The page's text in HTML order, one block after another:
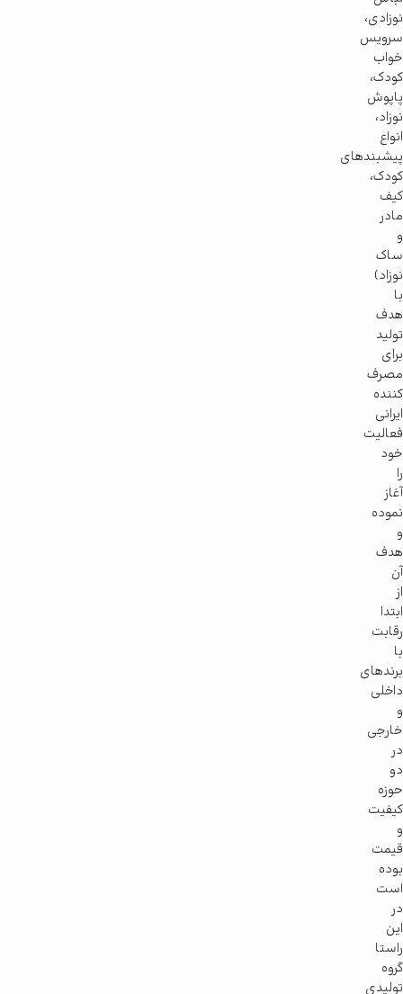
نوزادی،
سرویس
خواب
کودک،
پاپوش
نوزاد،
انواع
پیشبندهای
کودک،
کیف
مادر
و
ساک
نوزاد)
با
هدف
تولید
برای
مصرف
کننده
ایرانی
فعالیت
خود
را
آغاز
نموده
و
هدف
آن
از
ابتدا
رقابت
با
برندهای
داخلی
و
خارجی
در
دو
حوزه
کیفیت
و
قیمت
بوده
است
در
این
راستا
گروه
تولیدی